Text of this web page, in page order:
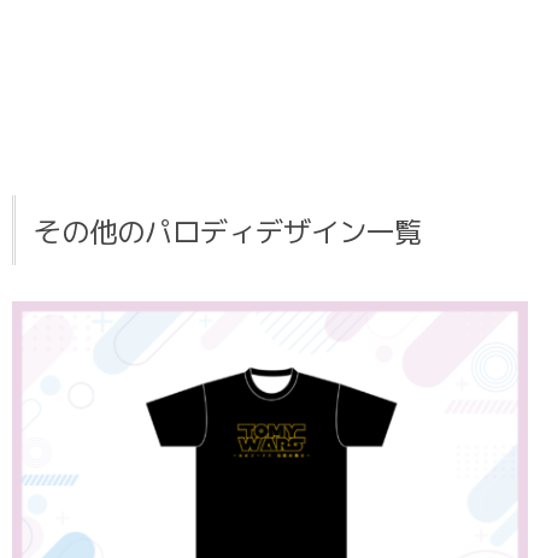
その他のパロディデザイン一覧